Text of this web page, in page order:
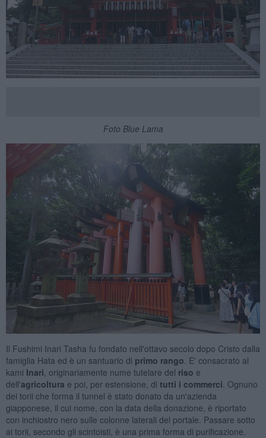
Foto Blue Lama
Il Fushimi Inari Tasha fu fondato nell'ottavo secolo dopo Cristo dalla
famiglia Hata ed è un santuario di primo rango . E' consacrato al
kami Inari , originariamente nume tutelare del riso e
dell'agricoltura e poi, per estensione, di tutti i commerci . Ognuno
dei torii che forma il tunnel è stato donato da un'azienda
giapponese, il cui nome, con la data della donazione, è riportato
con inchiostro nero sulle colonne laterali del portale. Passare sotto
ai torii, secondo gli scintoisti, è una prima forma di purificazione.